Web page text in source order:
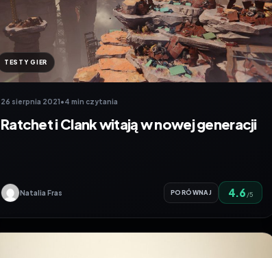
TESTY GIER
26 sierpnia 2021 •4 min czytania
Ratchet i Clank witają w nowej generacji
Natalia Fras PORÓWNAJ 4.6 /5